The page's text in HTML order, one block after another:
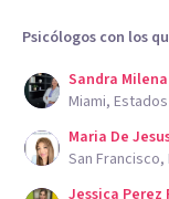
Psicólogos con los
Sandra
Miami,
Maria De
San
Jessica Perez